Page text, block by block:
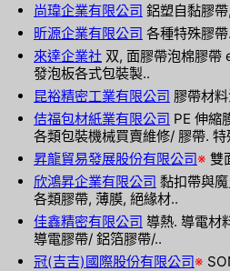
尚瑋企業有限公司 鋁塑自黏膠
昕源企業有限公司 各種特殊膠帶
來達企業社 双, 面膠帶泡棉膠帶
發泡板各式包裝製..
昆裕精密工業有限公司 膠帶材
佶福包材紙業有限公司 PE 伸縮
各類包裝機械買賣維修/ 膠帶. 特
昇龍貿易發展股份有限公司※ 雙
欣鴻昇企業有限公司 黏扣帶與
各類膠帶, 薄膜, 絕緣材..
佳鑫精密有限公司 導熱. 導電材
導電膠帶/ 鋁箔膠帶/..
冠(吉吉)國際股份有限公司※